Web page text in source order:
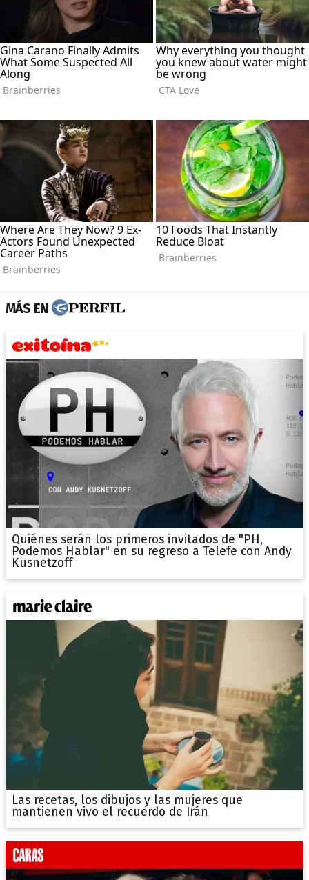
MÁS EN
Quiénes serán los primeros invitados de "PH,
Podemos Hablar" en su regreso a Telefe con Andy
Kusnetzoff
Las recetas, los dibujos y las mujeres que
mantienen vivo el recuerdo de Irán